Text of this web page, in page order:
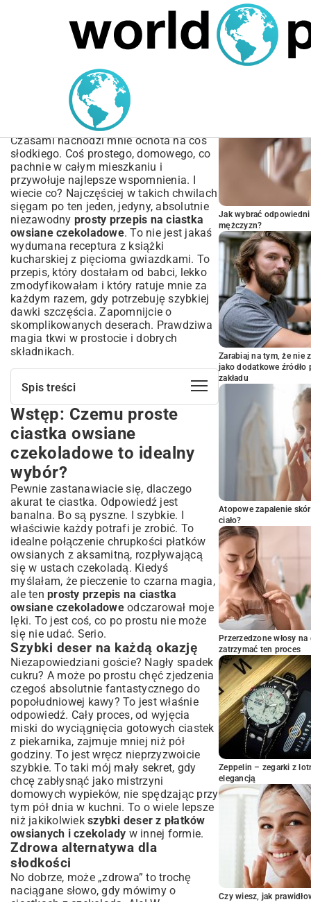
MARIUSZ ŁAMAGA 05.10.2025
Prosty Przepis na Ciastka
Owsiane Czekoladowe –
Zrób Je Dziś!
Czasami nachodzi mnie ochota na coś
słodkiego. Coś prostego, domowego, co
pachnie w całym mieszkaniu i
przywołuje najlepsze wspomnienia. I
wiecie co? Najczęściej w takich chwilach
sięgam po ten jeden, jedyny, absolutnie
niezawodny prosty przepis na ciastka
owsiane czekoladowe. To nie jest jakaś
wydumana receptura z książki
kucharskiej z pięcioma gwiazdkami. To
przepis, który dostałam od babci, lekko
zmodyfikowałam i który ratuje mnie za
każdym razem, gdy potrzebuję szybkiej
dawki szczęścia. Zapomnijcie o
skomplikowanych deserach. Prawdziwa
magia tkwi w prostocie i dobrych
składnikach.
Spis treści
Wstęp: Czemu proste ciastka owsiane
czekoladowe to idealny wybór?
Szybki deser na każdą okazję
Zdrowa alternatywa dla słodkości
Dlaczego warto upiec ciastka owsiane z
czekoladą?
Bogactwo składników odżywczych w
płatkach owsianych
Czekolada – rozkosz dla podniebienia i
źródło antyoksydantów
Prostota wykonania dla każdego, nawet
dla początkujących kucharzy
Niezawodny przepis na proste ciastka
owsiane czekoladowe – krok po kroku
Potrzebne składniki – lista zakupów
Przygotowanie ciasta – sekrety idealnej
konsystencji
Formowanie i pieczenie ciasteczek – klucz
do sukcesu
Wariacje i modyfikacje – odkryj nowe
smaki ciastek owsianych
Ciastka owsiane czekoladowe bez cukru –
zdrowsza wersja
Wegańskie i bezglutenowe ciastka owsiane
z czekoladą
Dodatki, które odmienią Twoje ciastka:
orzechy, suszone owoce, przyprawy
Praktyczne porady i najczęściej
zadawane pytania
Jak przechowywać ciastka owsiane, żeby
zachowały świeżość?
Rozwiązywanie problemów: Dlaczego
ciastka się kruszą lub są zbyt twarde?
Pomysły na serwowanie i dekorowanie
Wstęp: Czemu proste
ciastka owsiane
czekoladowe to idealny
wybór?
Pewnie zastanawiacie się, dlaczego
akurat te ciastka. Odpowiedź jest
banalna. Bo są pyszne. I szybkie. I
właściwie każdy potrafi je zrobić. To
idealne połączenie chrupkości płatków
owsianych z aksamitną, rozpływającą
się w ustach czekoladą. Kiedyś
myślałam, że pieczenie to czarna magia,
ale ten prosty przepis na ciastka
owsiane czekoladoweodczarował moje
lęki. To jest coś, co po prostu nie może
się nie udać. Serio.
Szybki deser na każdą okazję
Niezapowiedziani goście? Nagły spadek
cukru? A może po prostu chęć zjedzenia
czegoś absolutnie fantastycznego do
popołudniowej kawy? To jest właśnie
odpowiedź. Cały proces, od wyjęcia
miski do wyciągnięcia gotowych ciastek
z piekarnika, zajmuje mniej niż pół
godziny. To jest wręcz nieprzyzwoicie
szybkie. To taki mój mały sekret, gdy
chcę zabłysnąć jako mistrzyni
domowych wypieków, nie spędzając przy
tym pół dnia w kuchni. To o wiele lepsze
niż jakikolwiek szybki deser z płatków
owsianych i czekolady w innej formie.
Zdrowa alternatywa dla
słodkości
No dobrze, może „zdrowa” to trochę
naciągane słowo, gdy mówimy o
Jak wybrać
mężczyzn?
Zarabiaj na tym, że nie
jako dodatkowe
zakładu
Atopowe zapalenie
ciało?
Przerzedzone włosy
zatrzymać ten proces
Zeppelin – zegarki z
elegancją
Czy wiesz, jak